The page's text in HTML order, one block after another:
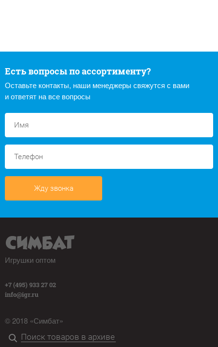
Есть вопросы по ассортименту?
Оставьте контакты, наши менеджеры свяжутся с вами
и ответят на все вопросы
Жду звонка
Игрушки оптом
+7 (495) 933 27 02
info@igr.ru
© 2018 «Симбат»